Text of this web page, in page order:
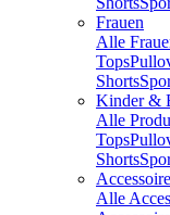
Frauen
Alle
Tops
Shorts
Kinder &
Alle
Tops
Shorts
Alle